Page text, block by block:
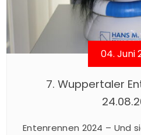
04. Juni
7. Wuppertaler
Entenrennen 2024 – Und